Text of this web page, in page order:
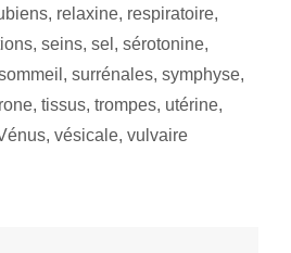
, relaxine, respiratoire,
, seins, sel , sérotonine,
, surrénales, symphyse,
, tissus, trompes, utérine,
, vésicale, vulvaire